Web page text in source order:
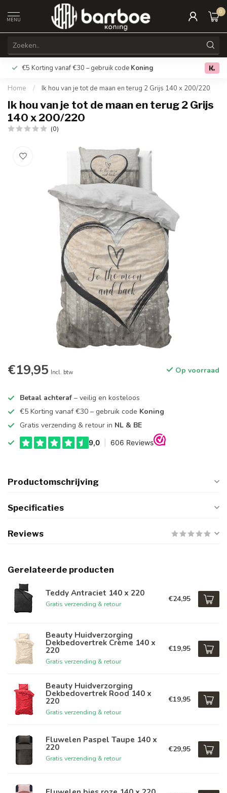
MENU
0
€5 Korting vanaf €30 – gebruik code Koning Gratis
Home / Ik hou van je tot de maan en terug 2 Grijs 140 x 200/220
Ik hou van je tot de maan en terug 2 Grijs
140 x 200/220
(0)
€19,95 Incl. btw Op voorraad
Betaal achteraf – veilig en kosteloos
€5 Korting vanaf €30 – gebruik code Koning
Gratis verzending & retour in NL & BE
Productomschrijving
Specificaties
Reviews
Gerelateerde producten
Teddy Antraciet 140 x 220
Gratis verzending & retour
€24,95
Beauty Huidverzorging
Dekbedovertrek Crème 140 x
220
Gratis verzending & retour
€19,95
Beauty Huidverzorging
Dekbedovertrek Rood 140 x
220
Gratis verzending & retour
€19,95
Fluwelen Paspel Taupe 140 x
220
Gratis verzending & retour
€29,95